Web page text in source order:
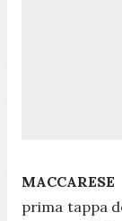
prima tappa